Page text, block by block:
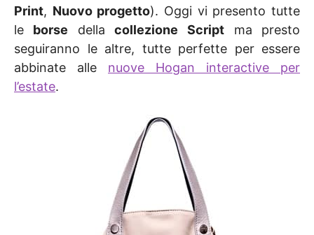
Print, Nuovo progetto). Oggi vi presento tutte
le borse dellacollezione Script ma presto
seguiranno le altre, tutte perfette per essere
abbinate alle nuove Hogan interactive per
l’estate.